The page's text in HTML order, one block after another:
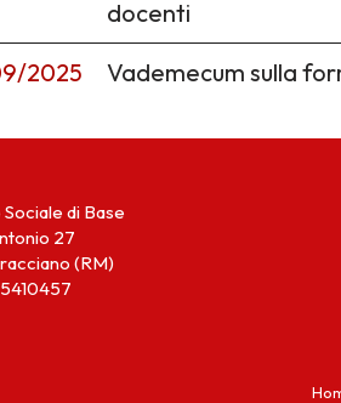
docenti
2025
Vademecum sulla
di Base
27
(RM)